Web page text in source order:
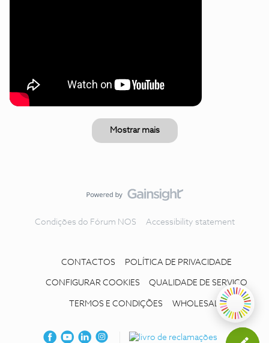
Mostrar mais
Condições do Fórum NOS Accessibility statement
CONTACTOS POLÍTICA DE PRIVACIDADE
CONFIGURAR COOKIES QUALIDADE DE SERVIÇO
TERMOS E CONDIÇÕES WHOLESALE